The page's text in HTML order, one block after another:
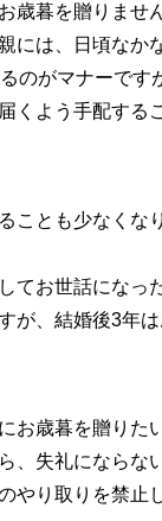
歳暮を贈りませ
には、日頃なか
のがマナーで
くよう手配する
ことも少なくな
てお世話になっ
が、結婚後3年
お歳暮を贈りた
、失礼にならな
やり取りを禁